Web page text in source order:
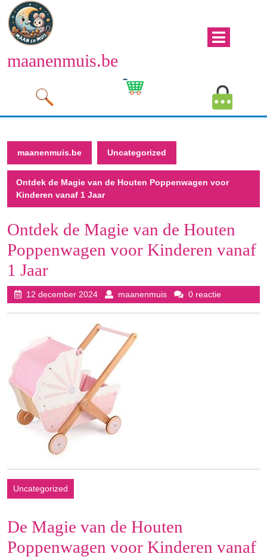
Naar
de
inhoud
maanenmuis.be
Winkelwagen
maanenmuis.be Uncategorized
Ontdek de Magie van de Houten Poppenwagen voor
Kinderen vanaf 1 Jaar
Ontdek de Magie van de Houten
Poppenwagen voor Kinderen vanaf
1 Jaar
12 december 202412
december
maanenmuismaanenmuis
0 reactie
Uncategorized
De Magie van de Houten
Poppenwagen voor Kinderen vanaf